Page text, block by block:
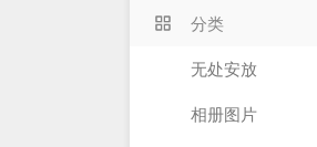
分类
无处安放
相册图片